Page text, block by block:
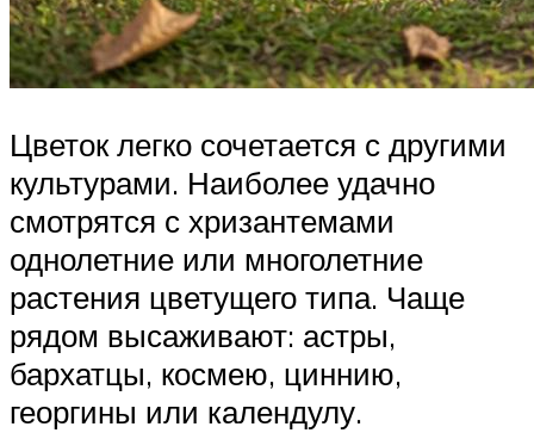
Цветок легко сочетается с другими
культурами. Наиболее удачно
смотрятся с хризантемами
однолетние или многолетние
растения цветущего типа. Чаще
рядом высаживают: астры,
бархатцы, космею, циннию,
георгины или календулу.